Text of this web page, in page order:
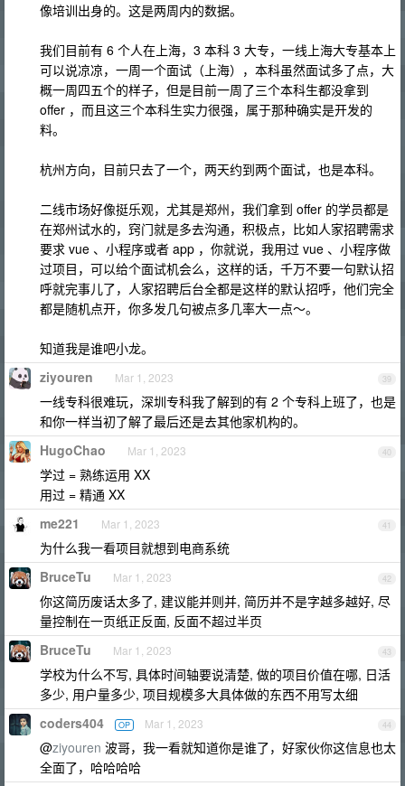
像培训出身的。这是两周内的数据。
我们目前有 6 个人在上海，3 本科 3 大专，一线上海大专基本上
可以说凉凉，一周一个面试（上海），本科虽然面试多了点，大
概一周四五个的样子，但是目前一周了三个本科生都没拿到
offer ，而且这三个本科生实力很强，属于那种确实是开发的
料。
杭州方向，目前只去了一个，两天约到两个面试，也是本科。
​二线市场好像挺乐观，尤其是郑州，我们拿到 offer 的学员都是
在郑州试水的，窍门就是多去沟通，积极点，比如人家招聘需求
要求 vue 、小程序或者 app ，你就说，我用过 vue 、小程序做
过项目，可以给个面试机会么，这样的话，千万不要一句默认招
呼就完事儿了，人家招聘后台全都是这样的默认招呼，他们完全
都是随机点开，你多发几句被点多几率大一点～。
知道我是谁吧小龙。
39
ziyouren Mar 1, 2023
一线专科很难玩，深圳专科我了解到的有 2 个专科上班了，也是
和你一样当初了解了最后还是去其他家机构的。
40
HugoChao Mar 1, 2023
学过 = 熟练运用 XX
用过 = 精通 XX
41
me221 Mar 1, 2023
为什么我一看项目就想到电商系统
42
BruceTu Mar 1, 2023
你这简历废话太多了, 建议能并则并, 简历并不是字越多越好, 尽
量控制在一页纸正反面, 反面不超过半页
43
BruceTu Mar 1, 2023
学校为什么不写, 具体时间轴要说清楚, 做的项目价值在哪, 日活
多少, 用户量多少, 项目规模多大具体做的东西不用写太细
44
coders404 OP Mar 1, 2023
@ziyouren 波哥，我一看就知道你是谁了，好家伙你这信息也太
全面了，哈哈哈哈